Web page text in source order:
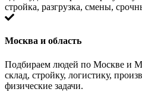
стройка, разгрузка, смены,
Москва и область
Подбираем людей по Москве и
склад, стройку, логистику,
физические задачи.